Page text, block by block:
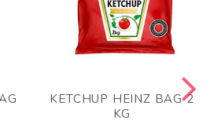
KETCHUP HEINZ BAG 2
KG